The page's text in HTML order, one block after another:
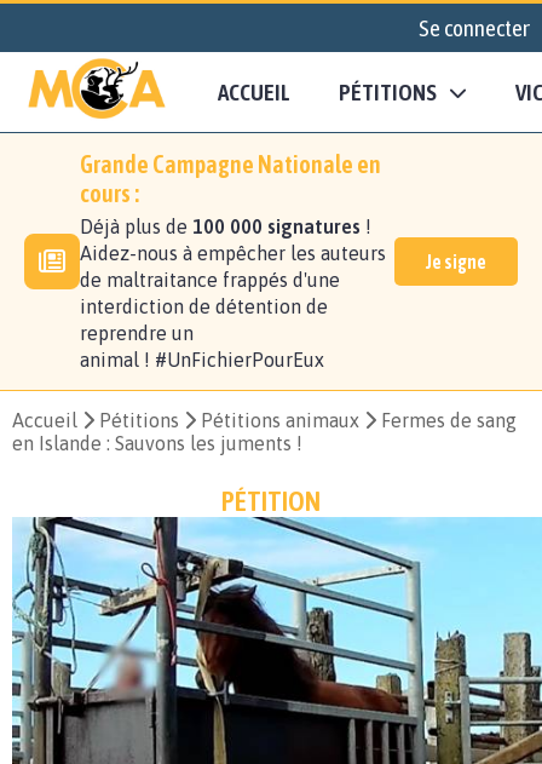
Se connecter
ACCUEIL PÉTITIONS
Grande Campagne Nationale en
cours :
Déjà plus de 100 000 signatures !
Aidez-nous à empêcher les auteurs
de maltraitance frappés d'une
interdiction de détention de
reprendre un
animal ! #UnFichierPourEux
Je signe
Accueil Pétitions Pétitions animaux
Fermes de sang
en Islande : Sauvons les juments !
PÉTITION